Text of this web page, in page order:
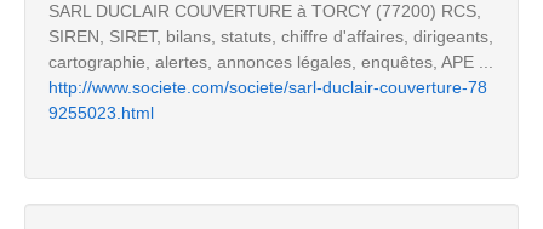
SARL DUCLAIR COUVERTURE à TORCY (77200) RCS,
SIREN, SIRET, bilans, statuts, chiffre d'affaires, dirigeants,
cartographie, alertes, annonces légales, enquêtes, APE ...
http://www.societe.com/societe/sarl-duclair-couverture-78
9255023.html